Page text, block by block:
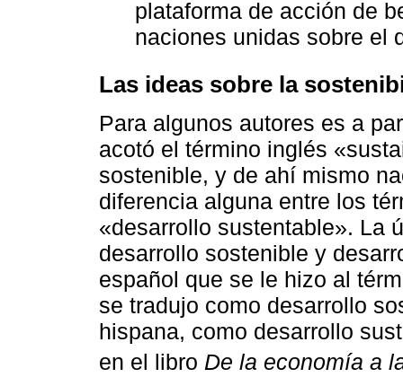
plataforma de acción de
naciones unidas sobre el
Las ideas sobre la
Para algunos autores es a
acotó el término inglés
sostenible, y de ahí mismo
diferencia alguna entre los
«desarrollo sustentable». La
desarrollo sostenible y
español que se le hizo al
se tradujo como desarrollo
hispana, como desarrollo
en el libro De la economía a